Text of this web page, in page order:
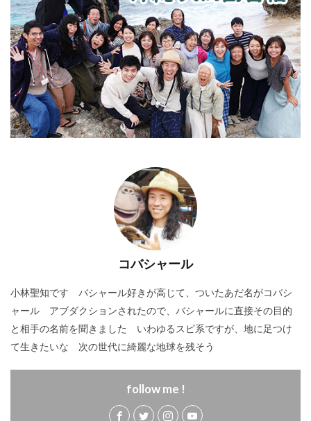
コバシャール
小林聖知です バシャール好きが高じて、ついたあだ名がコバシ
ャール アブダクションされたので、バシャールに直接その目的
と相手の名前を聞きました いわゆるスピ系ですが、地に足つけ
て生きたいな 次の世代に綺麗な地球を残そう
follow me !